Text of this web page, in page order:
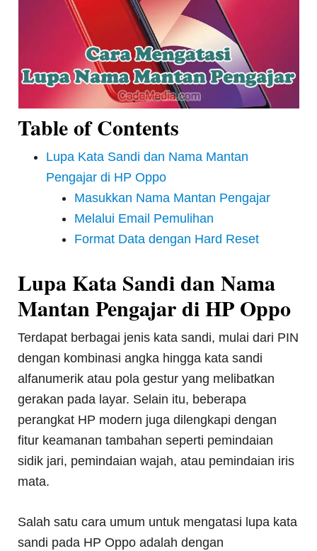
Table of Contents
Lupa Kata Sandi dan Nama Mantan
Pengajar di HP Oppo
Masukkan Nama Mantan Pengajar
Melalui Email Pemulihan
Format Data dengan Hard Reset
Lupa Kata Sandi dan Nama
Mantan Pengajar di HP Oppo
Terdapat berbagai jenis kata sandi, mulai dari PIN
dengan kombinasi angka hingga kata sandi
alfanumerik atau pola gestur yang melibatkan
gerakan pada layar. Selain itu, beberapa
perangkat HP modern juga dilengkapi dengan
fitur keamanan tambahan seperti pemindaian
sidik jari, pemindaian wajah, atau pemindaian iris
mata.
Salah satu cara umum untuk mengatasi lupa kata
sandi pada HP Oppo adalah dengan